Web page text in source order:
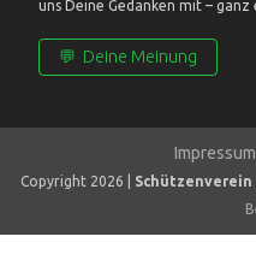
uns Deine Gedanken mit –
💬 Deine Meinung
Impressum
Copyright 2026 | Schützenverein